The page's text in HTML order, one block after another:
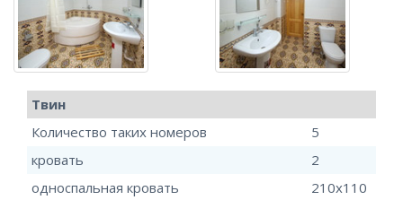
Твин
Количество таких номеров
5
кровать
2
односпальная кровать
210x110